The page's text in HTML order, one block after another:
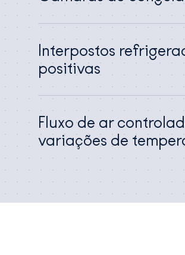
Interpostos
positivas
Fluxo de ar
variações de